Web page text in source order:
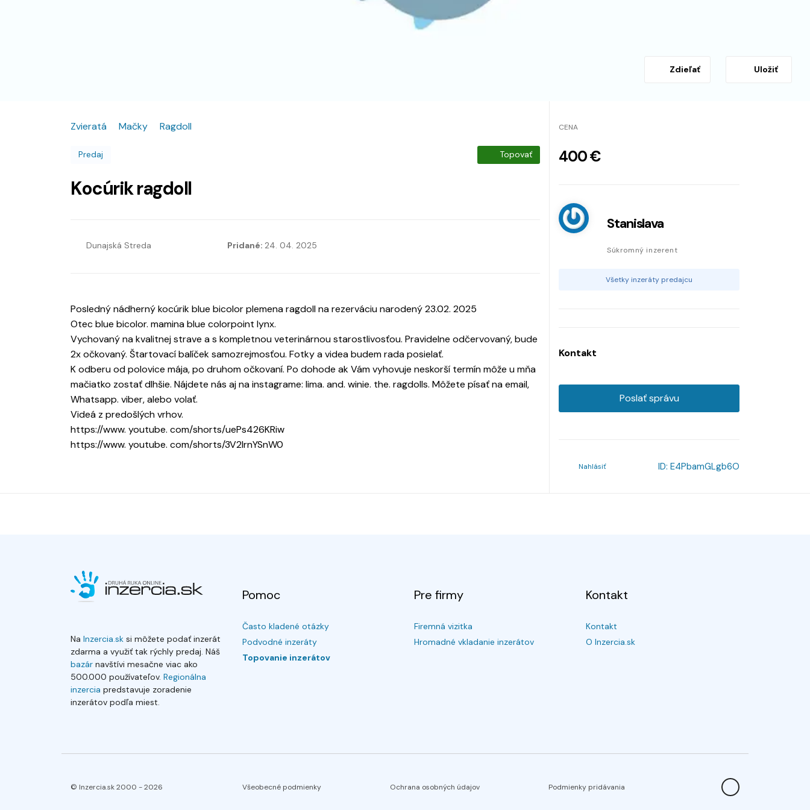
Zdieľať Uložiť
Zvieratá Mačky Ragdoll
Predaj Topovať
Kocúrik ragdoll
Dunajská Streda Pridané: 24. 04. 2025
Posledný nádherný kocúrik blue bicolor plemena ragdoll na rezerváciu narodený 23.02. 2025
Otec blue bicolor. mamina blue colorpoint lynx.
Vychovaný na kvalitnej strave a s kompletnou veterinárnou starostlivosťou. Pravidelne odčervovaný, bude
2x očkovaný. Štartovací balíček samozrejmosťou. Fotky a videa budem rada posielať.
K odberu od polovice mája, po druhom očkovaní. Po dohode ak Vám vyhovuje neskorší termín môže u mňa
mačiatko zostať dlhšie. Nájdete nás aj na instagrame: lima. and. winie. the. ragdolls. Môžete písať na email,
Whatsapp. viber, alebo volať.
Videá z predošlých vrhov.
https://www. youtube. com/shorts/uePs426KRiw
https://www. youtube. com/shorts/3V2lrnYSnW0
CENA
400 €
Stanislava
Súkromný inzerent
Všetky inzeráty predajcu
Kontakt
Poslať správu
Nahlásiť ID: E4PbamGLgb6O
Na Inzercia.sk si môžete podať inzerát
zdarma a využiť tak rýchly predaj. Náš
bazár navštívi mesačne viac ako
500.000 používateľov. Regionálna
inzercia predstavuje zoradenie
inzerátov podľa miest.
Pomoc
Často kladené otázky
Podvodné inzeráty
Topovanie inzerátov
Pre firmy
Firemná vizitka
Hromadné vkladanie inzerátov
Kontakt
Kontakt
O Inzercia.sk
© Inzercia.sk 2000 -2026 Všeobecné podmienky Ochrana osobných údajov Podmienky pridávania